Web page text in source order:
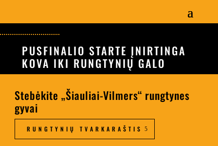
PUSFINALIO STARTE ĮNIRTINGA
KOVA IKI RUNGTYNIŲ GALO
Stebėkite „Šiauliai-Vilmers“ rungtynes
gyvai
RUNGTYNIŲ TVARKARAŠTIS